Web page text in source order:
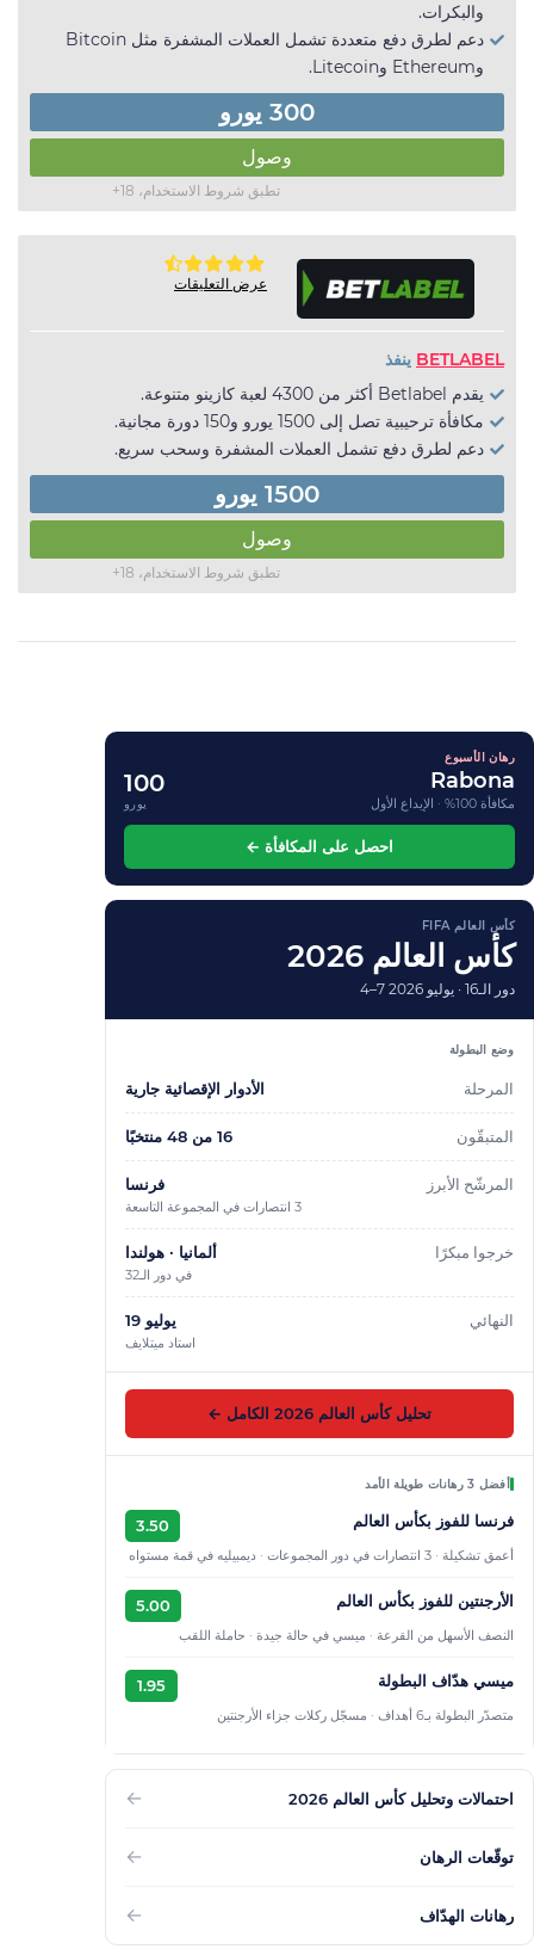
والبكرات.
دعم لطرق دفع متعددة تشمل العملات المشفرة مثل Bitcoin
وEthereum وLitecoin.
300 يورو
وصول
تطبق شروط الاستخدام، 18+
عرض التعليقات
BETLABEL ينفذ
يقدم Betlabel أكثر من 4300 لعبة كازينو متنوعة.
مكافأة ترحيبية تصل إلى 1500 يورو و150 دورة مجانية.
دعم لطرق دفع تشمل العملات المشفرة وسحب سريع.
1500 يورو
وصول
تطبق شروط الاستخدام، 18+
رهان الأسبوع
Rabona
مكافأة 100% · الإيداع الأول
100
يورو
احصل على المكافأة ←
كأس العالم FIFA
كأس العالم 2026
دور الـ16 · 4–7 يوليو 2026
وضع البطولة
المرحلة الأدوار الإقصائية جارية
المتبقّون 16 من 48 منتخبًا
المرشّح الأبرز فرنسا
3 انتصارات في المجموعة التاسعة
خرجوا مبكرًا ألمانيا · هولندا
في دور الـ32
النهائي 19 يوليو
استاد ميتلايف
تحليل كأس العالم 2026 الكامل ←
أفضل 3 رهانات طويلة الأمد
فرنسا للفوز بكأس العالم 3.50
أعمق تشكيلة · 3 انتصارات في دور المجموعات · ديمبيليه في قمة مستواه
الأرجنتين للفوز بكأس العالم 5.00
النصف الأسهل من القرعة · ميسي في حالة جيدة · حاملة اللقب
ميسي هدّاف البطولة 1.95
متصدّر البطولة بـ6 أهداف · مسجّل ركلات جزاء الأرجنتين
احتمالات وتحليل كأس العالم 2026 ←
توقّعات الرهان ←
رهانات الهدّاف ←